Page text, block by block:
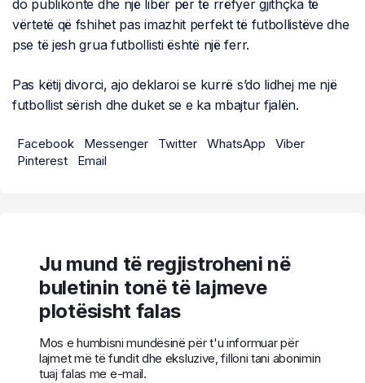
do publikonte dhe një libër për të rrëfyer gjithçka të
vërtetë që fshihet pas imazhit perfekt të futbollistëve dhe
pse të jesh grua futbollisti është një ferr.
Pas këtij divorci, ajo deklaroi se kurrë s’do lidhej me një
futbollist sërish dhe duket se e ka mbajtur fjalën.
Facebook Messenger Twitter WhatsApp
Viber
Pinterest
Email
Ju mund të regjistroheni në
buletinin tonë të lajmeve
plotësisht falas
Mos e humbisni mundësinë për t'u informuar për
lajmet më të fundit dhe eksluzive, filloni tani abonimin
tuaj falas me e-mail.